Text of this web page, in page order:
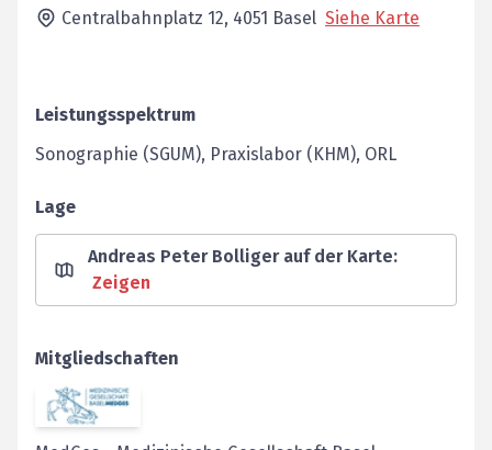
Centralbahnplatz 12, 4051 Basel Siehe Karte
Leistungsspektrum
Sonographie (SGUM), Praxislabor (KHM), ORL
Lage
Andreas Peter Bolliger auf der Karte:
Zeigen
Mitgliedschaften